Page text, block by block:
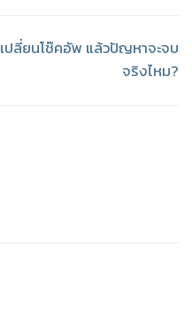
เปลี่ยนโช๊คอัพ แล้วปัญหาจะจบ
จริงไหม?